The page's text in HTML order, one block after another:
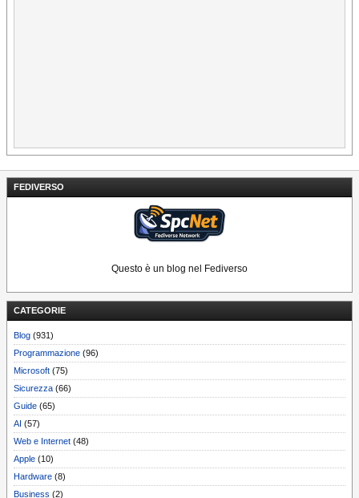
FEDIVERSO
Questo è un blog nel Fediverso
CATEGORIE
Blog (931)
Programmazione (96)
Microsoft (75)
Sicurezza (66)
Guide (65)
AI (57)
Web e Internet (48)
Apple (10)
Hardware (8)
Business (2)